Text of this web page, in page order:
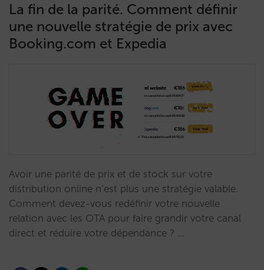
La fin de la parité. Comment définir
une nouvelle stratégie de prix avec
Booking.com et Expedia
Avoir une parité de prix et de stock sur votre
distribution online n’est plus une stratégie valable.
Comment devez-vous redéfinir votre nouvelle
relation avec les OTA pour faire grandir votre canal
direct et réduire votre dépendance ? …